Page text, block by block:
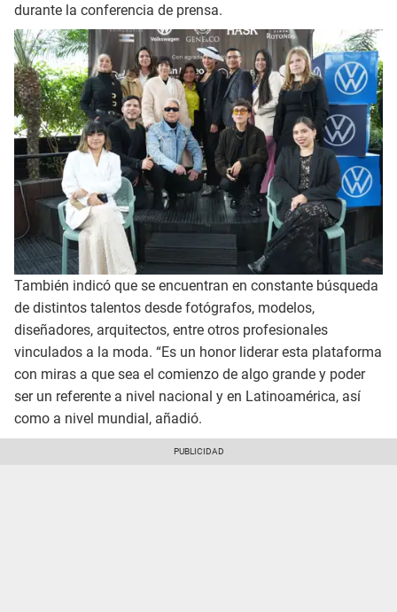
durante la conferencia de prensa.
También indicó que se encuentran en constante búsqueda
de distintos talentos desde fotógrafos, modelos,
diseñadores, arquitectos, entre otros profesionales
vinculados a la moda. “Es un honor liderar esta plataforma
con miras a que sea el comienzo de algo grande y poder
ser un referente a nivel nacional y en Latinoamérica, así
como a nivel mundial, añadió.